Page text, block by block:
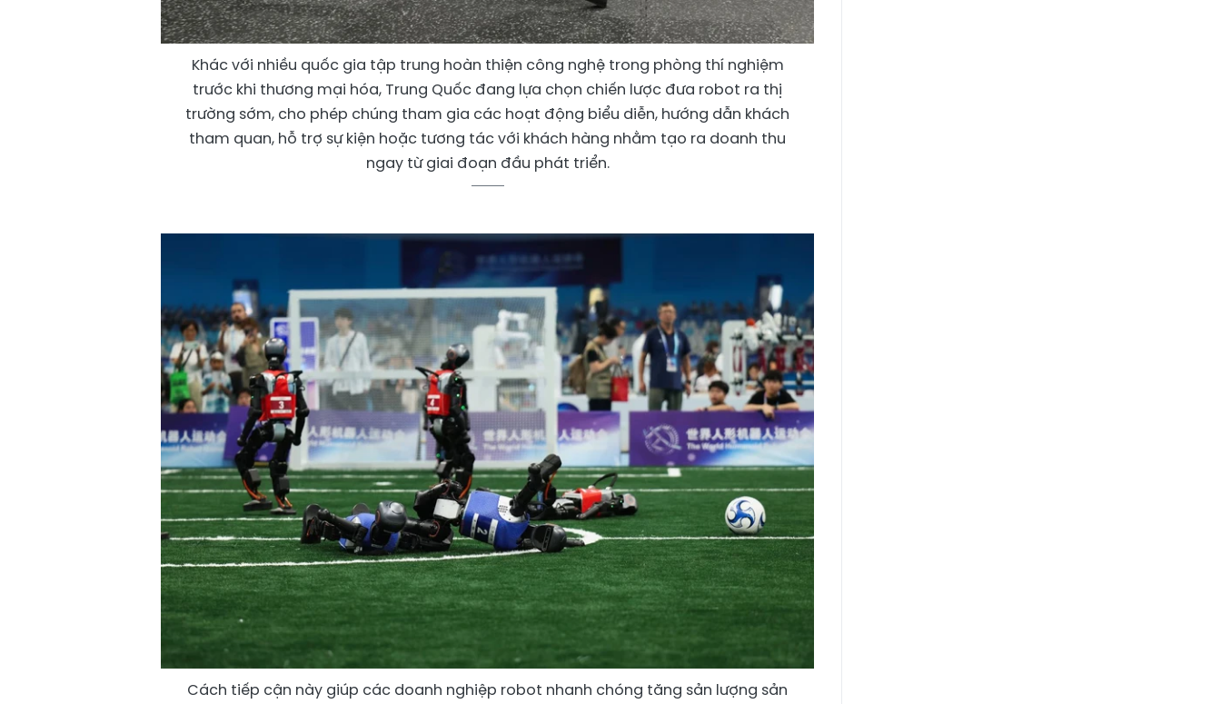
Khác với nhiều quốc gia tập trung hoàn thiện công nghệ trong phòng thí nghiệm
trước khi thương mại hóa, Trung Quốc đang lựa chọn chiến lược đưa robot ra thị
trường sớm, cho phép chúng tham gia các hoạt động biểu diễn, hướng dẫn khách
tham quan, hỗ trợ sự kiện hoặc tương tác với khách hàng nhằm tạo ra doanh thu
ngay từ giai đoạn đầu phát triển.
Cách tiếp cận này giúp các doanh nghiệp robot nhanh chóng tăng sản lượng sản